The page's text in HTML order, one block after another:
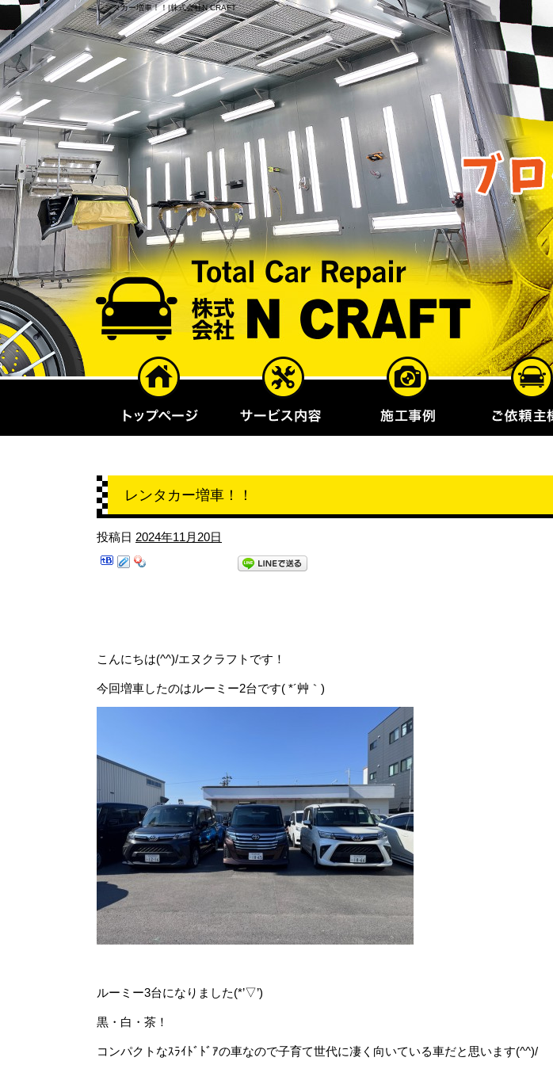
レンタカー増車！！|株式会社N CRAFT
レンタカー増車！！
投稿日 2024年11月20日
こんにちは(^^)/エヌクラフトです！
今回増車したのはルーミー2台です( *´艸｀)
ルーミー3台になりました(*’▽’)
黒・白・茶！
コンパクトなｽﾗｲﾄﾞﾄﾞｱの車なので子育て世代に凄く向いている車だと思います(^^)/